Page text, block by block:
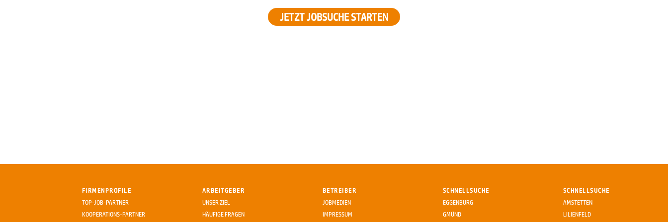
JETZT JOBSUCHE STARTEN
FIRMENPROFILE
TOP-JOB-PARTNER
KOOPERATIONS-PARTNER
ARBEITGEBER
UNSER ZIEL
HÄUFIGE FRAGEN
BETREIBER
JOBMEDIEN
IMPRESSUM
SCHNELLSUCHE
EGGENBURG
GMÜND
SCHNELLSUCHE
AMSTETTEN
LILIENFELD